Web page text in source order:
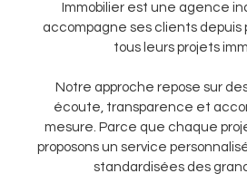
Immobilier est une agence
accompagne ses clients depuis
tous leurs projets
Notre approche repose sur
écoute, transparence et
mesure. Parce que chaque
proposons un service
standardisées des